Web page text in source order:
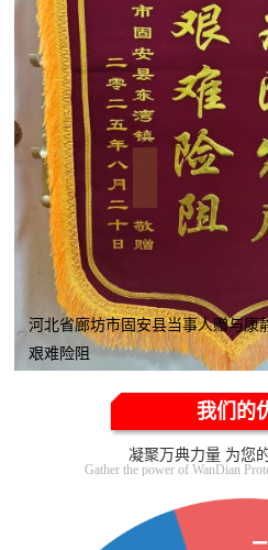
河北省廊坊市固安县当事人赠与康
艰难险阻
我们的
凝聚万典力量 为您
Gather the power of WanDian